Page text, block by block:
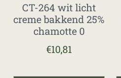
CT-264 wit licht
creme bakkend 25%
chamotte 0
€10,81